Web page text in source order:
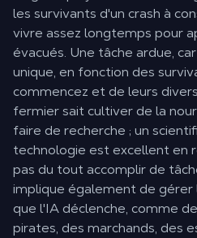
les survivants d'un crash à
vivre assez longtemps pour
évacués. Une tâche ardue,
unique, en fonction des
commencez et de leurs
fermier sait cultiver de la
faire de recherche ; un
technologie est excellent en
pas du tout accomplir de
implique également de
que l'IA déclenche, comme
pirates, des marchands, des